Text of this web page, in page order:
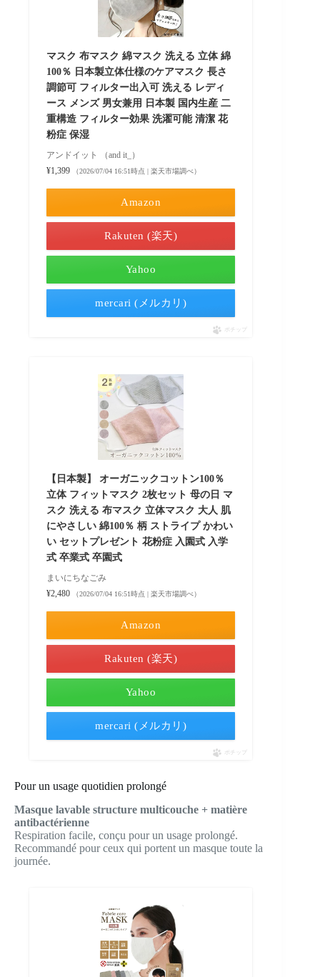
マスク 布マスク 綿マスク 洗える 立体 綿
100％ 日本製立体仕様のケアマスク 長さ
調節可 フィルター出入可 洗える レディ
ース メンズ 男女兼用 日本製 国内生産 二
重構造 フィルター効果 洗濯可能 清潔 花
粉症 保湿
アンドイット （and it_）
¥1,399
（2026/07/04 16:51時点 | 楽天市場調べ）
Amazon
Rakuten (楽天)
Yahoo
mercari (メルカリ)
ポチップ
【日本製】 オーガニックコットン100％
立体 フィットマスク 2枚セット 母の日 マ
スク 洗える 布マスク 立体マスク 大人 肌
にやさしい 綿100％ 柄 ストライプ かわい
い セットプレゼント 花粉症 入園式 入学
式 卒業式 卒園式
まいにちなごみ
¥2,480
（2026/07/04 16:51時点 | 楽天市場調べ）
Amazon
Rakuten (楽天)
Yahoo
mercari (メルカリ)
ポチップ
Pour un usage quotidien prolongé
Masque lavable structure multicouche + matière
antibactérienne
Respiration facile, conçu pour un usage prolongé.
Recommandé pour ceux qui portent un masque toute la
journée.